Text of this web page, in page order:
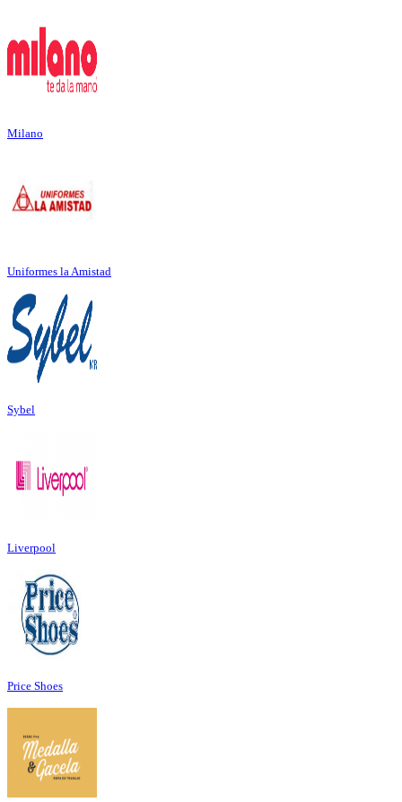
Milano
Uniformes la Amistad
Sybel
Liverpool
Price Shoes